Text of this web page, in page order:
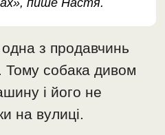
з продавчинь
Тому собака дивом
і його не
на вулиці.